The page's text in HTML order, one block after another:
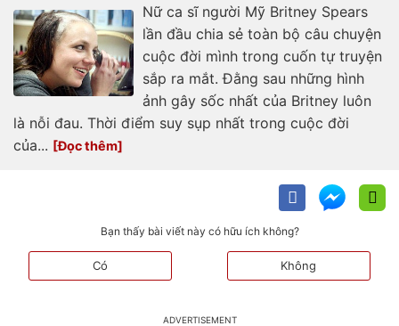
Nữ ca sĩ người Mỹ Britney Spears
lần đầu chia sẻ toàn bộ câu chuyện
cuộc đời mình trong cuốn tự truyện
sắp ra mắt. Đằng sau những hình
ảnh gây sốc nhất của Britney luôn
là nỗi đau. Thời điểm suy sụp nhất trong cuộc đời
của...
Bạn thấy bài viết này có hữu ích không?
Có Không